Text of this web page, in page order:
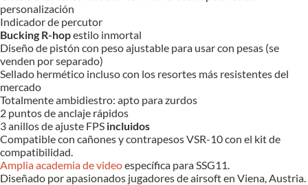
personalización
Indicador de percutor
Bucking R-hopestilo inmortal
Diseño de pistón con peso ajustable para usar con pesas (se
venden por separado)
Sellado hermético incluso con los resortes más resistentes del
mercado
Totalmente ambidiestro: apto para zurdos
2 puntos de anclaje rápidos
3 anillos de ajuste FPS incluidos
Compatible con cañones y contrapesos VSR-10 con el kit de
compatibilidad.
Amplia academia de videoespecífica para SSG11.
Diseñado por apasionados jugadores de airsoft en Viena, Austria.